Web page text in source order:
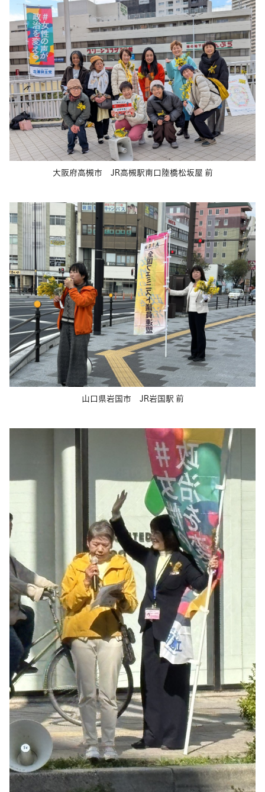
大阪府高槻市 JR高槻駅南口陸橋松坂屋 前
山口県岩国市 JR岩国駅 前